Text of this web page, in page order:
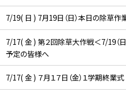
7/19( 日 ) 7月19日（日）本日の除草作
7/17( 金 ) 第２回除草大作戦＜7/19（日
予定の皆様へ
7/17( 金 ) ７月１７日（金）１学期終業式